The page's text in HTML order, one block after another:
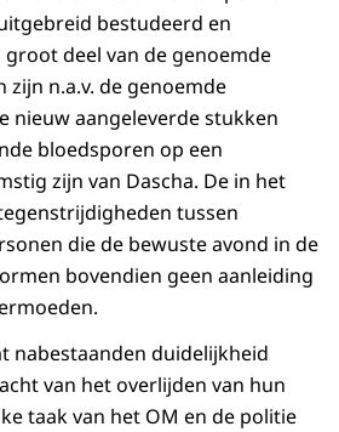
bestudeerd en
deel van de genoemde
n.a.v. de genoemde
nieuw aangeleverde stukken
bloedsporen op een
zijn van Dascha. De in het
tussen
die de bewuste avond in de
bovendien geen aanleiding
nabestaanden duidelijkheid
van het overlijden van hun
taak van het OM en de politie